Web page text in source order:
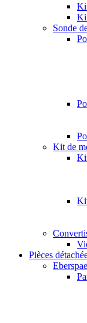
Sonde
Kit de
Pièces